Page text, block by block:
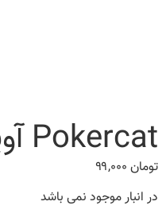
Pokercat آویز
تومان
در انبار موجود نمی باشد